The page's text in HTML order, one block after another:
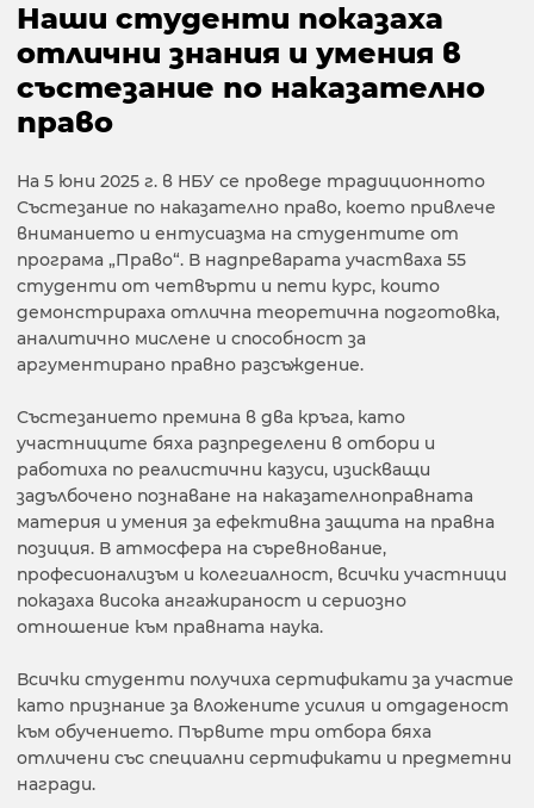
Наши студенти показаха
отлични знания и умения в
състезание по наказателно
право
На 5 юни 2025 г. в НБУ се проведе традиционното
Състезание по наказателно право, което привлече
вниманието и ентусиазма на студентите от
програма „Право“. В надпреварата участваха 55
студенти от четвърти и пети курс, които
демонстрираха отлична теоретична подготовка,
аналитично мислене и способност за
аргументирано правно разсъждение.
Състезанието премина в два кръга, като
участниците бяха разпределени в отбори и
работиха по реалистични казуси, изискващи
задълбочено познаване на наказателноправната
материя и умения за ефективна защита на правна
позиция. В атмосфера на съревнование,
професионализъм и колегиалност, всички участници
показаха висока ангажираност и сериозно
отношение към правната наука.
Всички студенти получиха сертификати за участие
като признание за вложените усилия и отдаденост
към обучението. Първите три отбора бяха
отличени със специални сертификати и предметни
награди.